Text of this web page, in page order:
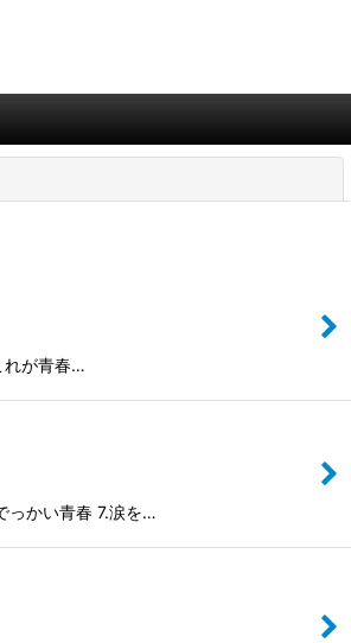
れが青春…
っかい青春 7.涙を…